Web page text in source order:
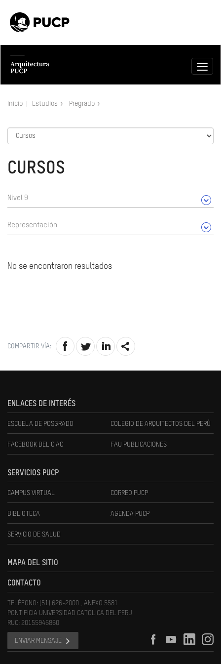
Inicio Estudios Pregrado
CURSOS
Nivel 9
Representación
No se encontraron resultados
COMPARTIR VÍA:
ENLACES DE INTERÉS
ESCUELA DE POSGRADO COLEGIO DE ARQUITECTOS DEL PERÚ
FACEBOOK DEL CIAC FAU PUBLICACIONES
SERVICIOS PUCP
CAMPUS VIRTUAL CORREO PUCP
BIBLIOTECA AGENDA PUCP
SERVICIO DE SALUD
MAPA DEL SITIO
CONTACTO
TELÉFONO: (51) 626-2000 , ANEXO 5581
PONTIFICIA UNIVERSIDAD CATOLICA DEL PERU
RUC: 20155945860
ENVIAR MENSAJE